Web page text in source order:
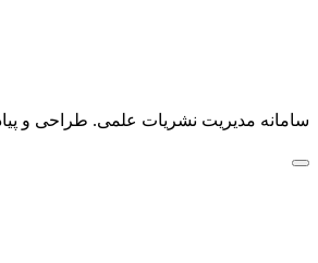
سامانه مدیریت نشریات علمی. طراحی و